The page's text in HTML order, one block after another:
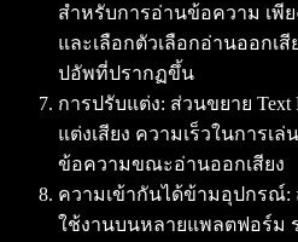
สำหรับการอ่านข้อความ เพี
และเลือกตัวเลือกอ่านออกเ
ปอัพที่ปรากฏขึ้น
การปรับแต่ง: ส่วนขยาย
แต่งเสียง ความเร็วในการเ
ข้อความขณะอ่านออกเสียง
ความเข้ากันได้ข้ามอุปกรณ์:
ใช้งานบนหลายแพลตฟอร์ม ร